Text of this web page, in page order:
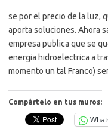
se por el precio de la luz,
aporta soluciones. Ahora
empresa publica que se
energia hidroelectrica a
momento un tal Franco)
Compártelo en tus muros: